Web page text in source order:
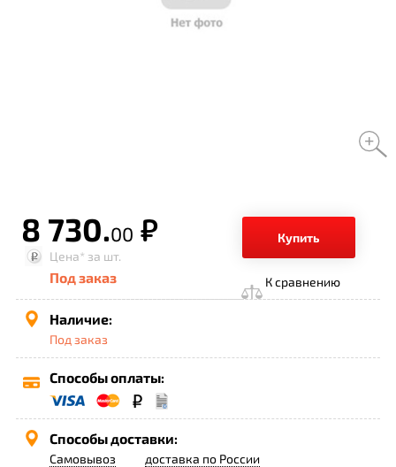
8 730.00 р.
Купить
Цена* за шт.
Под заказ К сравнению
Наличие:
Под заказ
Способы оплаты:
Способы доставки:
Самовывоз доставка по России